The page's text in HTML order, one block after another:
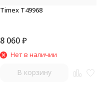
Timex T49968
8 060₽
Нет в наличии
В корзину